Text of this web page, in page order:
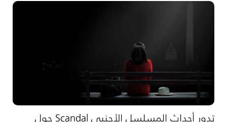
تدور أحداث المسلسل الأجنبي Scandal حول